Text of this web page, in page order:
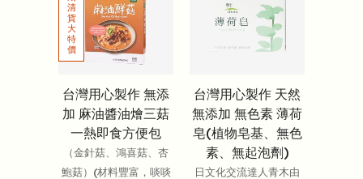
台灣用心製作 無添
加 麻油醬油燴三菇
一熱即食方便包
（金針菇、鴻喜菇、杏
鮑菇）(材料豐富，啖啖
台灣用心製作 天然
無添加 無色素 薄荷
皂(植物皂基、無色
素、無起泡劑)
日文化交流達人青木由